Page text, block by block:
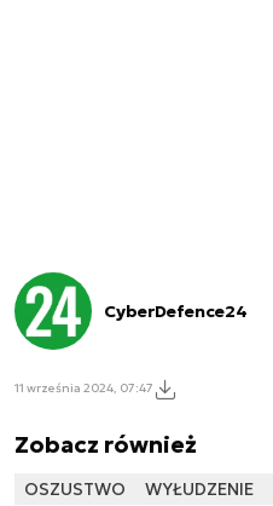
CyberDefence24
11 września 2024, 07:47
Zobacz również
OSZUSTWO WYŁUDZENIE